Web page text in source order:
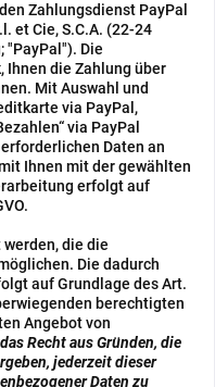
Zahlungsdienst PayPal
et Cie, S.C.A. (22-24
"PayPal"). Die
Ihnen die Zahlung über
Mit Auswahl und
via PayPal,
via PayPal
Daten an
Ihnen mit der gewählten
erfolgt auf
die die
Die dadurch
auf Grundlage des Art.
berechtigten
Angebot von
Recht aus Gründen, die
jederzeit dieser
Daten zu